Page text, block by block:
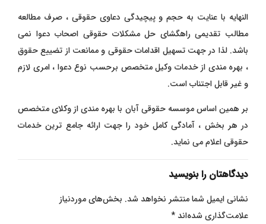
النهایه با عنایت به حجم و پیچیدگی دعاوی حقوقی ، صرف مطالعه
مطالب تقدیمی راهگشای حل مشکلات حقوقی اصحاب دعوا نمی
باشد. لذا در جهت تسهیل اقدامات حقوقی و ممانعت از تضییع حقوق
، بهره مندی از خدمات وکیل متخصص برحسب نوع دعوا ، امری لازم
و غیر قابل اجتناب است.
بر همین اساس موسسه حقوقی آبان با بهره مندی از وکلای متخصص
در هر بخش ، آمادگی کامل خود را جهت ارائه جامع ترین خدمات
حقوقی اعلام می نماید.
دیدگاهتان را بنویسید
نشانی ایمیل شما منتشر نخواهد شد. بخش‌های موردنیاز
علامت‌گذاری شده‌اند*